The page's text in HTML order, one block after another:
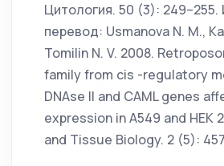
Цитология. 50 (3): 249–255.
перевод: Usmanova N. M.,
Tomilin N. V. 2008.
family from cis -regulatory
DNAse II and CAML genes
expression in A549 and HEK
and Tissue Biology. 2 (5):